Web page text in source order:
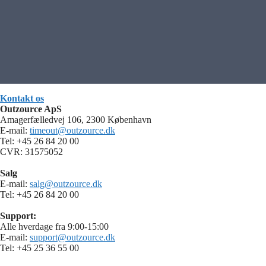
Kontakt os
Outzource ApS
Amagerfælledvej 106, 2300 København
E-mail: timeout@outzource.dk
Tel: +45 26 84 20 00
CVR: 31575052
Salg
E-mail: salg@outzource.dk
Tel: +45 26 84 20 00
Support:
Alle hverdage fra 9:00-15:00
E-mail: support@outzource.dk
Tel: +45 25 36 55 00